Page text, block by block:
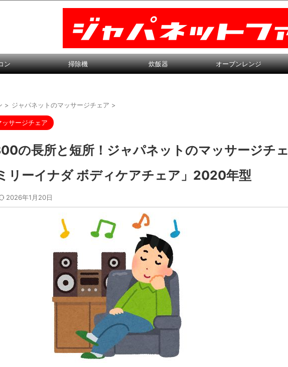
ン 掃除機 炊飯器 オーブンレンジ
> ジャパネットのマッサージチェア >
サージチェア
の長所と短所！ジャパネットのマッサージチェ
リーイナダ ボディケアチェア」2020年型
2026年1月20日